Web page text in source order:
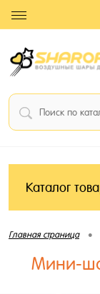
Каталог
Главная страница •
Мини-